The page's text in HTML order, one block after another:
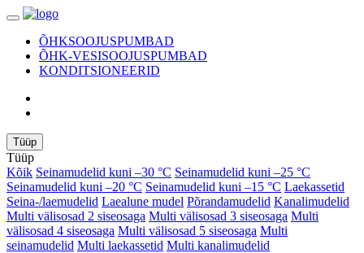
ÕHKSOOJUSPUMBAD
ÕHK-VESISOOJUSPUMBAD
KONDITSIONEERID
Tüüp
Tüüp
Kõik Seinamudelid kuni –30 °C Seinamudelid kuni –25 °C
Seinamudelid kuni –20 °C Seinamudelid kuni –15 °C Laekassetid
Seina-/laemudelid Laealune mudel Põrandamudelid Kanalimudelid
Multi välisosad 2 siseosaga Multi välisosad 3 siseosaga Multi
välisosad 4 siseosaga Multi välisosad 5 siseosaga Multi
seinamudelid Multi laekassetid Multi kanalimudelid